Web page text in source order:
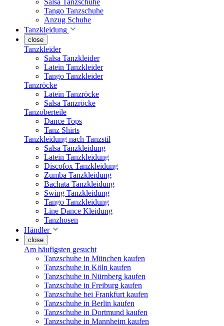
Salsa Tanzschuhe
Tango Tanzschuhe
Anzug Schuhe
Tanzkleidung
close
Tanzkleider
Salsa Tanzkleider
Latein Tanzkleider
Tango Tanzkleider
Tanzröcke
Latein Tanzröcke
Salsa Tanzröcke
Tanzoberteile
Dance Tops
Tanz Shirts
Tanzkleidung nach Tanzstil
Salsa Tanzkleidung
Latein Tanzkleidung
Discofox Tanzkleidung
Zumba Tanzkleidung
Bachata Tanzkleidung
Swing Tanzkleidung
Tango Tanzkleidung
Line Dance Kleidung
Tanzhosen
Händler
close
Am häufigsten gesucht
Tanzschuhe in München kaufen
Tanzschuhe in Köln kaufen
Tanzschuhe in Nürnberg kaufen
Tanzschuhe in Freiburg kaufen
Tanzschuhe bei Frankfurt kaufen
Tanzschuhe in Berlin kaufen
Tanzschuhe in Dortmund kaufen
Tanzschuhe in Mannheim kaufen